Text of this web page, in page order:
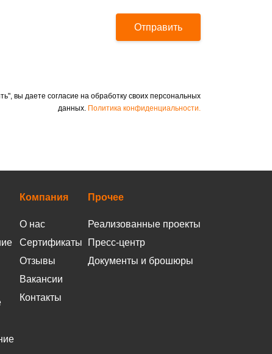
Отправить
вы даете согласие на обработку своих персональных
данных. Политика конфиденциальности.
Компания
О нас
Сертификаты
Отзывы
Вакансии
Контакты
Прочее
Реализованные проекты
Пресс-центр
Документы и брошюры